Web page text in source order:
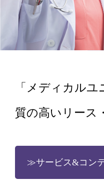
「メディカル
質の高いリース
≫サービス&コン